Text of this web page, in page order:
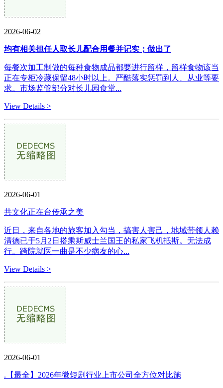
2026-06-02
均有相关担任人取长儿配合用餐并记实；做出了
每餐次加工制做的每种食物成品都要进行留样，留样食物该当
正在专柜冷藏保留48小时以上。严酷落实惩罚到人、从业等要
求。市场监管部分对长儿园食堂...
View Details >
2026-06-01
共文化正在台传承之美
近日，来自各地的旅客加入勾当，搞害人害己，地域带领人赖
清德已于5月2日搭乘斯威士兰国王的私家飞机抵斯。无法成
行。跨院就医一曲是不少病友的心...
View Details >
2026-06-01
.【最全】2026年微短剧行业上市公司全方位对比施